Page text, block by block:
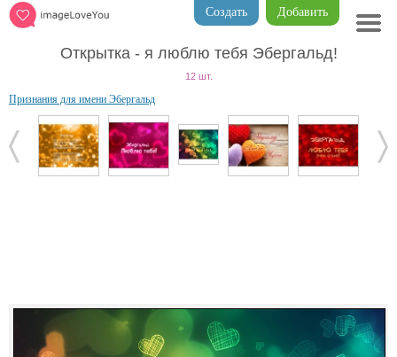
Добавить
Создать
Открытка - я люблю тебя Эбергальд!
12 шт.
Признания для имени Эбергальд